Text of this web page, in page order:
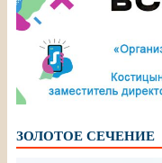
ЗОЛОТОЕ СЕЧЕНИЕ